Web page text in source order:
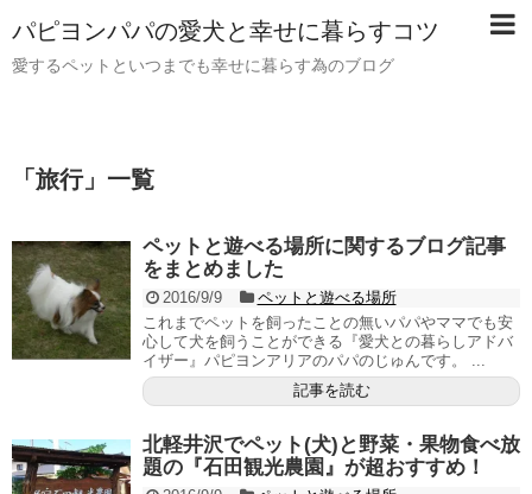
パピヨンパパの愛犬と幸せに暮らすコツ
愛するペットといつまでも幸せに暮らす為のブログ
「 旅行」 一覧
ペットと遊べる場所に関するブログ記事
をまとめました
2016/9/9
ペットと遊べる場所
これまでペットを飼ったことの無いパパやママでも安
心して犬を飼うことができる『愛犬との暮らしアドバ
イザー』パピヨンアリアのパパのじゅんです。 ...
記事を読む
北軽井沢でペット(犬)と野菜・果物食べ放
題の『石田観光農園』が超おすすめ！